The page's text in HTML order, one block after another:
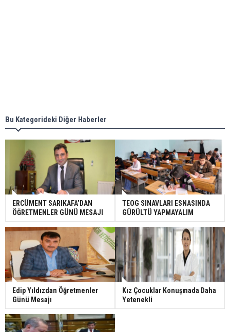
Bu Kategorideki Diğer Haberler
ERCÜMENT SARIKAFA’DAN
ÖĞRETMENLER GÜNÜ MESAJI
TEOG SINAVLARI ESNASINDA
GÜRÜLTÜ YAPMAYALIM
Edip Yıldızdan Öğretmenler
Günü Mesajı
Kız Çocuklar Konuşmada Daha
Yetenekli